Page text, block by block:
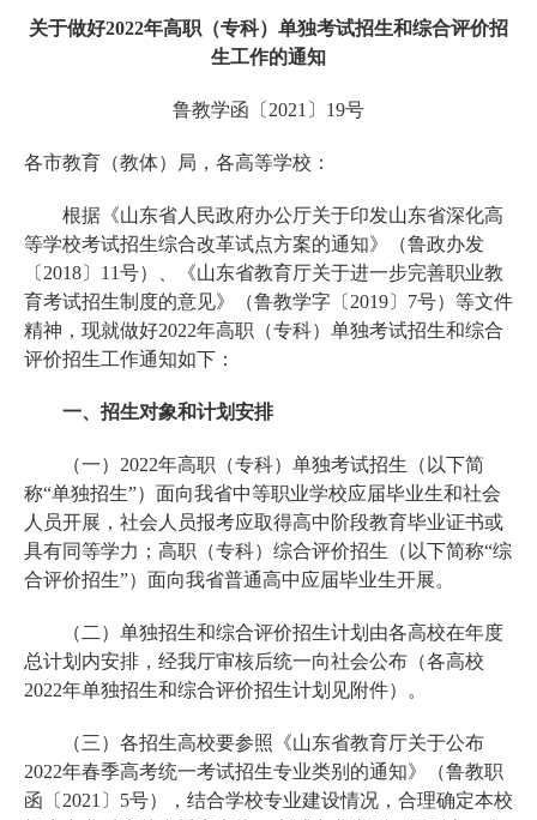
关于做好2022年高职（专科）单独考试招生和综合评价招
生工作的通知
鲁教学函〔2021〕19号
各市教育（教体）局，各高等学校：
根据《山东省人民政府办公厅关于印发山东省深化高
等学校考试招生综合改革试点方案的通知》（鲁政办发
〔2018〕11号）、《山东省教育厅关于进一步完善职业教
育考试招生制度的意见》（鲁教学字〔2019〕7号）等文件
精神，现就做好2022年高职（专科）单独考试招生和综合
评价招生工作通知如下：
一、招生对象和计划安排
（一）2022年高职（专科）单独考试招生（以下简
称“单独招生”）面向我省中等职业学校应届毕业生和社会
人员开展，社会人员报考应取得高中阶段教育毕业证书或
具有同等学力；高职（专科）综合评价招生（以下简称“综
合评价招生”）面向我省普通高中应届毕业生开展。
（二）单独招生和综合评价招生计划由各高校在年度
总计划内安排，经我厅审核后统一向社会公布（各高校
2022年单独招生和综合评价招生计划见附件）。
（三）各招生高校要参照《山东省教育厅关于公布
2022年春季高考统一考试招生专业类别的通知》（鲁教职
函〔2021〕5号），结合学校专业建设情况，合理确定本校